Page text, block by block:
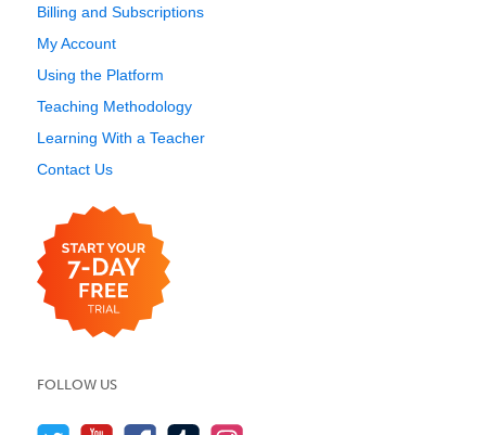
Billing and Subscriptions
My Account
Using the Platform
Teaching Methodology
Learning With a Teacher
Contact Us
FOLLOW US